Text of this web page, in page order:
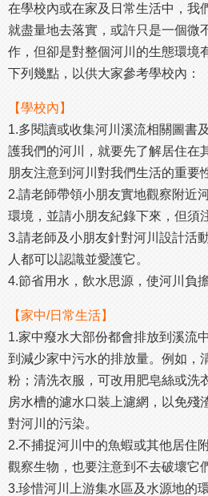
在學校內或在家及日常生活中，我
就盡量地去落實，或許只是一個微
作，但卻是對整個河川的生態環境
下列幾點，以供大家參考學校內：
【學校內】
1.多閱讀或收集河川溪流相關圖書
護我們的河川，就要先了解居住在
朋友注意到河川對我們生活的重要
2.請老師帶領小朋友實地觀察附近
環境，並請小朋友紀錄下來，但須
3.請老師及小朋友針對河川設計活
人都可以認識並愛護它。
4.節省用水，飲水思源，使河川負擔
【家中/日常生活】
1.家中癈水大部份都會排放到溪流
到減少家中污水的排放量。例如，
粉；清洗衣服，可改用肥皂絲或洗
房水槽的濾水口裝上濾網，以免殘
對河川的污染。
2.不捕捉河川中的魚蝦或其他居住
觀察生物，也要注意到不去破壞它
3.珍惜河川上游集水區及水源地的